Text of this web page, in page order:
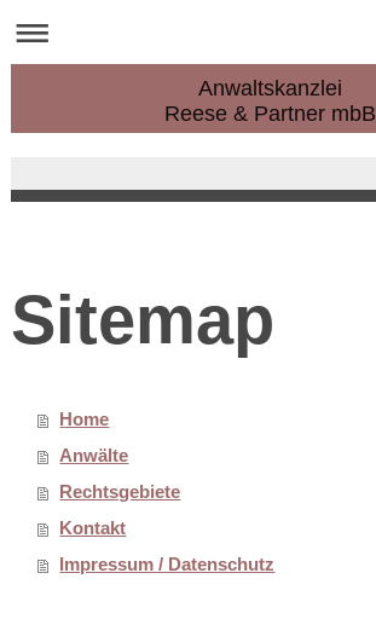
Anwaltskanzlei
Reese & Partner mbB
Sitemap
Home
Anwälte
Rechtsgebiete
Kontakt
Impressum / Datenschutz